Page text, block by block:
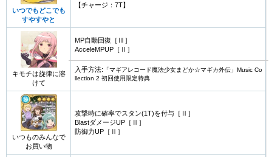
いつでもどこでも
すやすやと
【チャージ：7T】
キモチは旋律に溶
けて
MP自動回復［Ⅲ］
AcceleMPUP［Ⅱ］
入手方法: 「マギアレコード魔法少女まどか☆マギカ外伝」Music Co
llection 2 初回使用限定特典
いつものみんなで
お買い物
攻撃時に確率でスタン(1T)を付与［Ⅱ］
BlastダメージUP［Ⅱ］
防御力UP［Ⅱ］